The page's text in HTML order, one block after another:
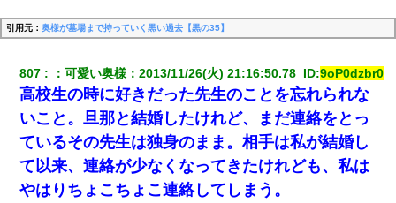
引用元： 奥様が墓場まで持っていく黒い過去【黒の35】
807 ：可愛い奥様 ：2013/11/26(火) 21:16:50.78 ID:9oP0dzbr0
高校生の時に好きだった先生のことを忘れられな
いこと。旦那と結婚したけれど、まだ連絡をとっ
ているその先生は独身のまま。相手は私が結婚し
て以来、連絡が少なくなってきたけれども、私は
やはりちょこちょこ連絡してしまう。